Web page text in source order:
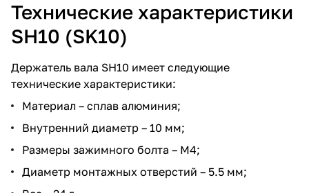
Технические характеристики
SH10 (SK10)
Держатель вала SH10 имеет следующие
технические характеристики:
Материал – сплав алюминия;
Внутренний диаметр – 10 мм;
Размеры зажимного болта – М4;
Диаметр монтажных отверстий – 5.5 мм;